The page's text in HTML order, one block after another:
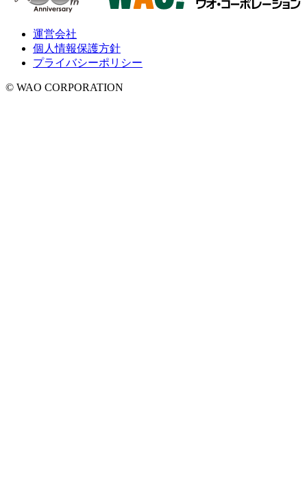
運営会社
個人情報保護方針
プライバシーポリシー
© WAO CORPORATION